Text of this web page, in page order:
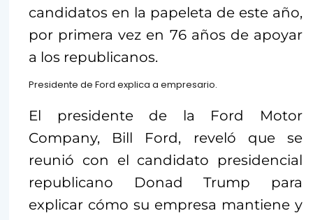
candidatos en la papeleta de este año,
por primera vez en 76 años de apoyar
a los republicanos.
Presidente de Ford explica a empresario.
El presidente de la Ford Motor
Company, Bill Ford, reveló que se
reunió con el candidato presidencial
republicano Donad Trump para
explicar cómo su empresa mantiene y